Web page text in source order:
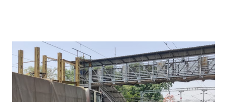
लड़ने की जगह केवल सरकार की तरफ से मिलने वाली सुविधाओं को बचाने के लिए
बनने वाली सरकारों की चाटुकारिता करते हुए केवल सदस्यता रसीद काट कर अपनी
झोली भरने का रह गया है और वो भी अपना स्तर गिराते हुए सरकार में केवल उसकी
तारीफ करते हुए राजनीतिक लाभ लेने के लिये | आसिम मार्शल ने कहा कि उत्तर